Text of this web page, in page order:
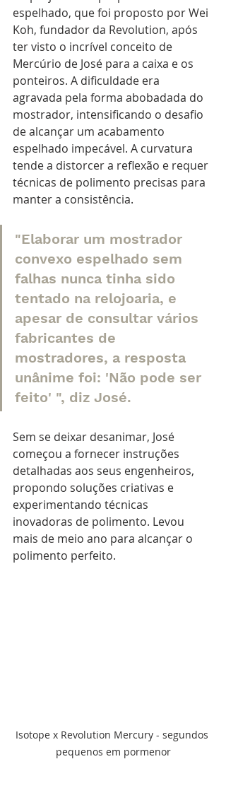
espelhado, que foi proposto por Wei
Koh, fundador da Revolution, após
ter visto o incrível conceito de
Mercúrio de José para a caixa e os
ponteiros. A dificuldade era
agravada pela forma abobadada do
mostrador, intensificando o desafio
de alcançar um acabamento
espelhado impecável. A curvatura
tende a distorcer a reflexão e requer
técnicas de polimento precisas para
manter a consistência.
"Elaborar um mostrador
convexo espelhado sem
falhas nunca tinha sido
tentado na relojoaria, e
apesar de consultar vários
fabricantes de
mostradores, a resposta
unânime foi: 'Não pode ser
feito' ", diz José.
Sem se deixar desanimar, José
começou a fornecer instruções
detalhadas aos seus engenheiros,
propondo soluções criativas e
experimentando técnicas
inovadoras de polimento. Levou
mais de meio ano para alcançar o
polimento perfeito.
Isotope x Revolution Mercury - segundos
pequenos em pormenor